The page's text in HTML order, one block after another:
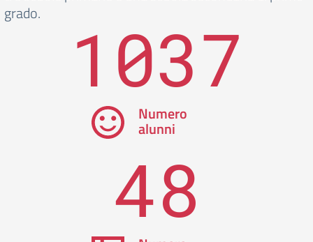
grado.
1037
Numero
alunni
48